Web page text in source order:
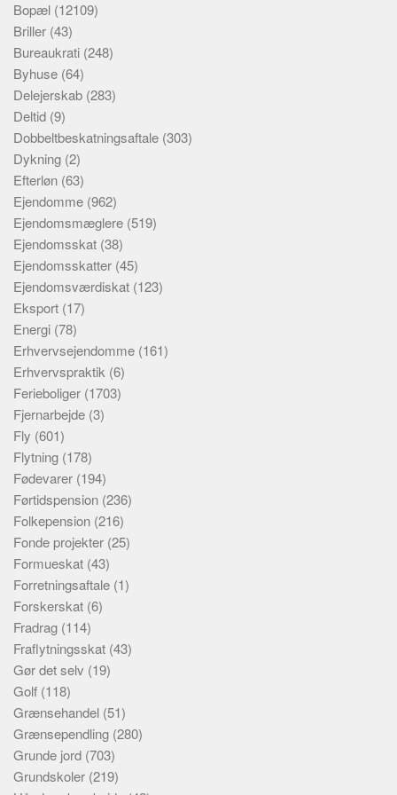
Bopæl (12109)
Briller (43)
Bureaukrati (248)
Byhuse (64)
Delejerskab (283)
Deltid (9)
Dobbeltbeskatningsaftale (303)
Dykning (2)
Efterløn (63)
Ejendomme (962)
Ejendomsmæglere (519)
Ejendomsskat (38)
Ejendomsskatter (45)
Ejendomsværdiskat (123)
Eksport (17)
Energi (78)
Erhvervsejendomme (161)
Erhvervspraktik (6)
Ferieboliger (1703)
Fjernarbejde (3)
Fly (601)
Flytning (178)
Fødevarer (194)
Førtidspension (236)
Folkepension (216)
Fonde projekter (25)
Formueskat (43)
Forretningsaftale (1)
Forskerskat (6)
Fradrag (114)
Fraflytningsskat (43)
Gør det selv (19)
Golf (118)
Grænsehandel (51)
Grænsependling (280)
Grunde jord (703)
Grundskoler (219)